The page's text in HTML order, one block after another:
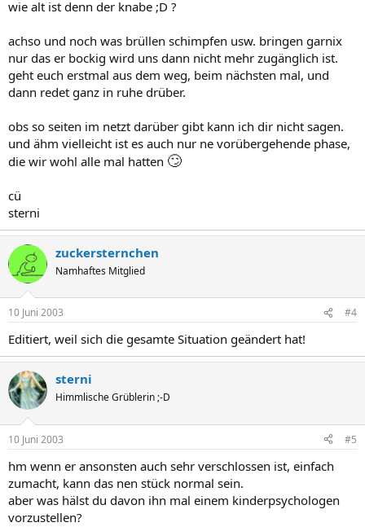
wie alt ist denn der knabe ;D ?
achso und noch was brüllen schimpfen usw. bringen garnix
nur das er bockig wird uns dann nicht mehr zugänglich ist.
geht euch erstmal aus dem weg, beim nächsten mal, und
dann redet ganz in ruhe drüber.
obs so seiten im netzt darüber gibt kann ich dir nicht sagen.
und ähm vielleicht ist es auch nur ne vorübergehende phase,
die wir wohl alle mal hatten 🙄
cü
sterni
zuckersternchen
Namhaftes Mitglied
10 Juni 2003 #4
Editiert, weil sich die gesamte Situation geändert hat!
sterni
Himmlische Grüblerin ;-D
10 Juni 2003 #5
hm wenn er ansonsten auch sehr verschlossen ist, einfach
zumacht, kann das nen stück normal sein.
aber was hälst du davon ihn mal einem kinderpsychologen
vorzustellen?